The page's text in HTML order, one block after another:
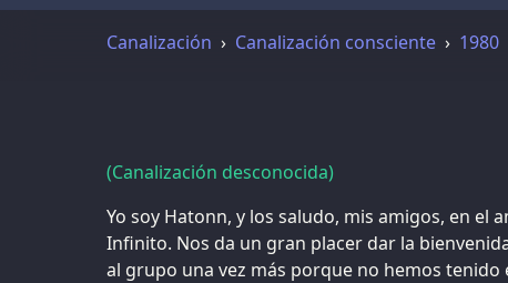
Canalización Canalización consciente 1980
(Canalización desconocida)
Yo soy Hatonn, y los saludo, mis amigos, en el
Infinito. Nos da un gran placer dar la
al grupo una vez más porque no hemos tenido